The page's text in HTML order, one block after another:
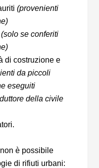
(provenienti
(solo se conferiti
di costruzione e
da piccoli
eseguiti
della civile
non è possibile
di rifiuti urbani: